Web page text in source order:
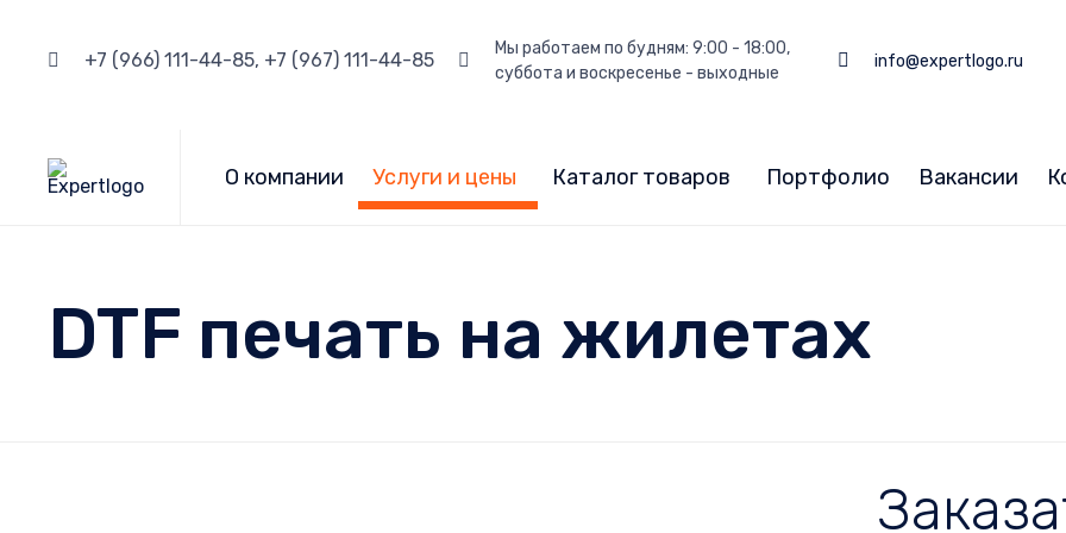
+7 (966) 111-44-85, +7 (967) 111-44-85
Мы работаем по будням: 9:00 - 18:00,
суббота и воскресенье - выходные
info@expertlogo.ru
О компании Услуги и цены Каталог товаров Портфолио Вакансии
DTF печать на жилетах